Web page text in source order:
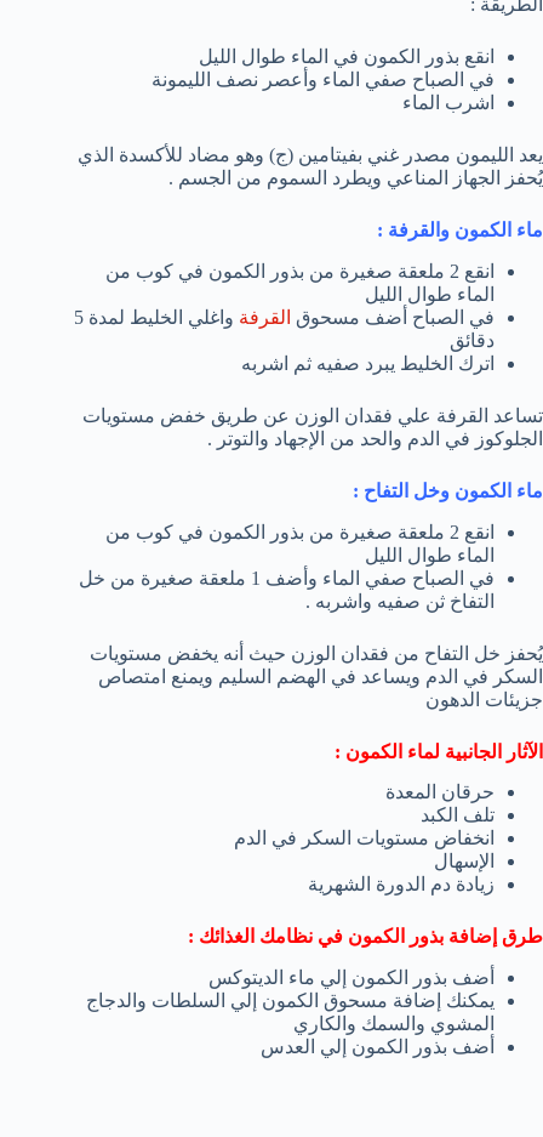
الطريقة :
انقع بذور الكمون في الماء طوال الليل
في الصباح صفي الماء وأعصر نصف الليمونة
اشرب الماء
يعد الليمون مصدر غني بفيتامين (ج) وهو مضاد للأكسدة الذي
يُحفز الجهاز المناعي ويطرد السموم من الجسم .
ماء الكمون والقرفة :
انقع 2 ملعقة صغيرة من بذور الكمون في كوب من
الماء طوال الليل
في الصباح أضف مسحوق القرفة
واغلي الخليط لمدة 5
دقائق
اترك الخليط يبرد صفيه ثم اشربه
تساعد القرفة علي فقدان الوزن عن طريق خفض مستويات
الجلوكوز في الدم والحد من الإجهاد والتوتر .
ماء الكمون وخل التفاح :
انقع 2 ملعقة صغيرة من بذور الكمون في كوب من
الماء طوال الليل
في الصباح صفي الماء وأضف 1 ملعقة صغيرة من خل
التفاخ ثن صفيه واشربه .
يُحفز خل التفاح من فقدان الوزن حيث أنه يخفض مستويات
السكر في الدم ويساعد في الهضم السليم ويمنع امتصاص
جزيئات الدهون
الآثار الجانبية لماء الكمون :
حرقان المعدة
تلف الكبد
انخفاض مستويات السكر في الدم
الإسهال
زيادة دم الدورة الشهرية
طرق إضافة بذور الكمون في نظامك الغذائك :
أضف بذور الكمون إلي ماء الديتوكس
يمكنك إضافة مسحوق الكمون إلي السلطات والدجاج
المشوي والسمك والكاري
أضف بذور الكمون إلي العدس